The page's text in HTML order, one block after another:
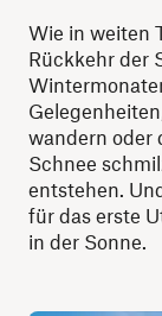
Wie in weiten
Rückkehr der
wandern oder
Schnee
entstehen.
für das erste
in der Sonne.